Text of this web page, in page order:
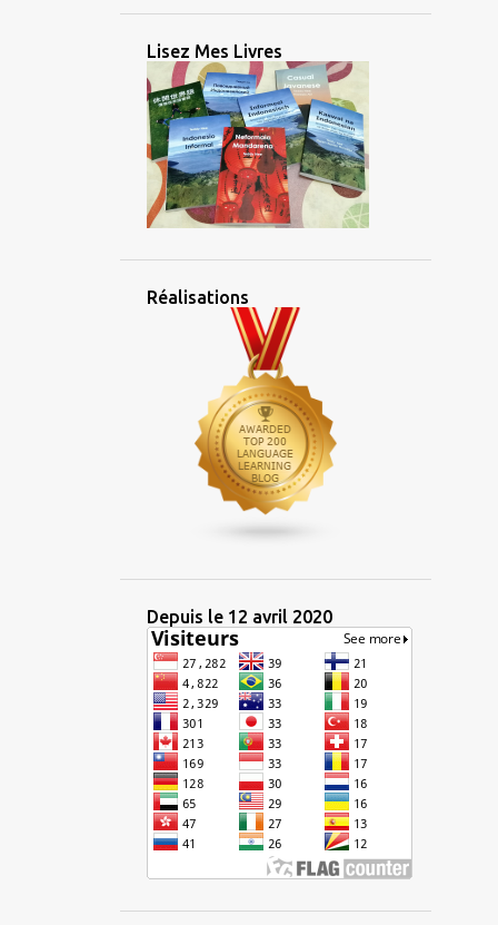
février 2025
2
janvier 2025
2024
décembre 2024
novembre 2024
octobre 2024
août 2024
juillet 2024
mai 2024
avril 2024
mars 2024
janvier 2024
octobre 2023
2
septembre 2023
juillet 2023
juin 2023
mai 2023
avril 2023
2
février 2023
1
Lisez Mes Livres
Réalisations
Depuis le 12 avril 2020